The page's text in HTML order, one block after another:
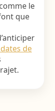
le
que
de